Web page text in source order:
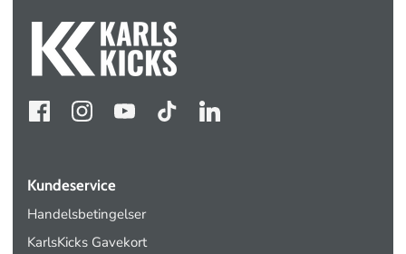
Kundeservice
Handelsbetingelser
KarlsKicks Gavekort